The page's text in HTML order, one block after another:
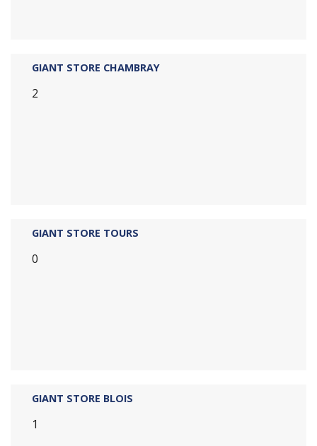
GIANT STORE CHAMBRAY
2
GIANT STORE TOURS
0
GIANT STORE BLOIS
1